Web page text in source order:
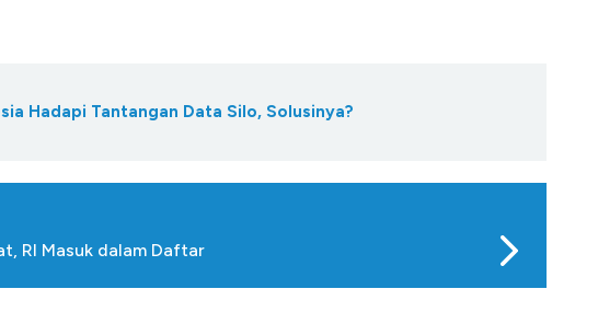
Hadapi Tantangan Data Silo, Solusinya?
RI Masuk dalam Daftar